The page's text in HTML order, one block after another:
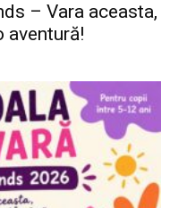
– Vara aceasta,
aventură!